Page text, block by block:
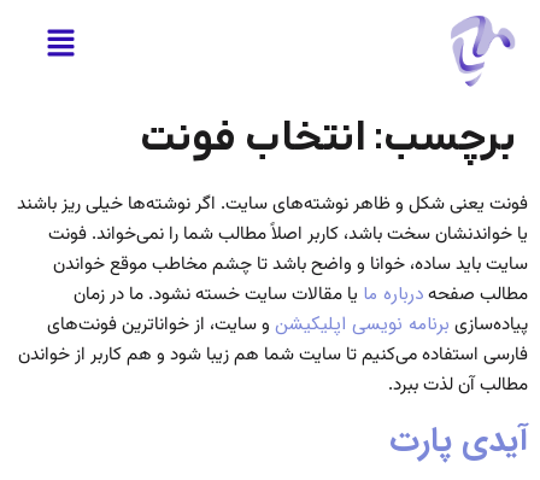
برچسب: انتخاب فونت
فونت یعنی شکل و ظاهر نوشته‌های سایت. اگر نوشته‌ها خیلی ریز باشند
یا خواندنشان سخت باشد، کاربر اصلاً مطالب شما را نمی‌خواند. فونت
سایت باید ساده، خوانا و واضح باشد تا چشم مخاطب موقع خواندن
مطالب صفحهدرباره ما یا مقالات سایت خسته نشود. ما در زمان
پیاده‌سازی برنامه نویسی اپلیکیشن و سایت، از خواناترین فونت‌های
فارسی استفاده می‌کنیم تا سایت شما هم زیبا شود و هم کاربر از خواندن
مطالب آن لذت ببرد.
آیدی پارت